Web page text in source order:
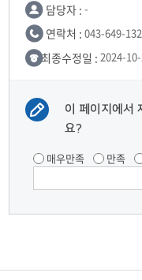
담당자 : -
연락처 : 043-649-
최종수정일 : 2024-
이 페이지에서
요?
매우만족 만족